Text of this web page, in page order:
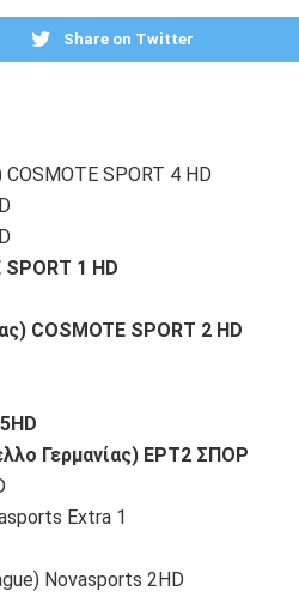
Share on Twitter
SPORT 4 HD
1 HD
COSMOTE SPORT 2 HD
Γερμανίας) ΕΡΤ2 ΣΠΟΡ
Extra 1
Novasports 2HD